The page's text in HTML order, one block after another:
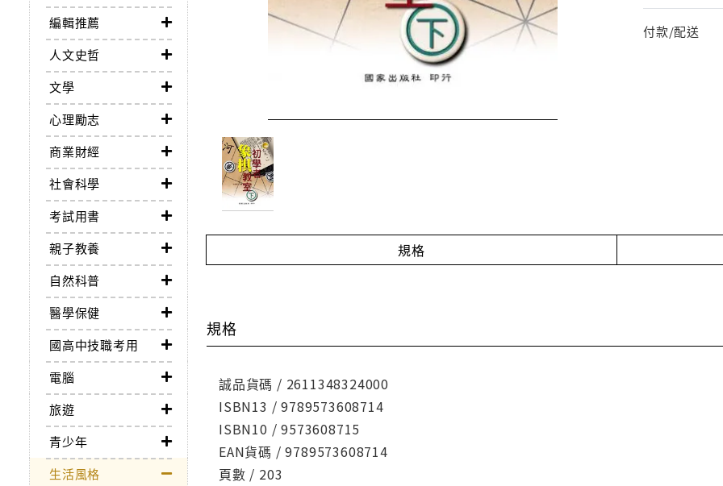
編輯推薦
人文史哲
文學
心理勵志
商業財經
社會科學
考試用書
親子教養
自然科普
醫學保健
國高中技職考用
電腦
旅遊
青少年
生活風格
付款/配送
規格
規格
誠品貨碼 / 2611348324000
ISBN13 / 9789573608714
ISBN10 / 9573608715
EAN貨碼 / 9789573608714
頁數 / 203